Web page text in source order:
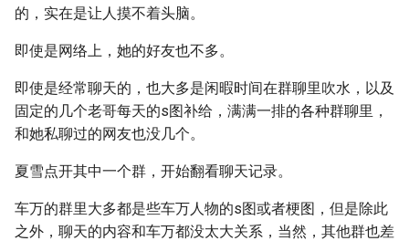
的，实在是让人摸不着头脑。
即使是网络上，她的好友也不多。
即使是经常聊天的，也大多是闲暇时间在群聊里吹水，以及
固定的几个老哥每天的s图补给，满满一排的各种群聊里，
和她私聊过的网友也没几个。
夏雪点开其中一个群，开始翻看聊天记录。
车万的群里大多都是些车万人物的s图或者梗图，但是除此
之外，聊天的内容和车万都没太大关系，当然，其他群也差